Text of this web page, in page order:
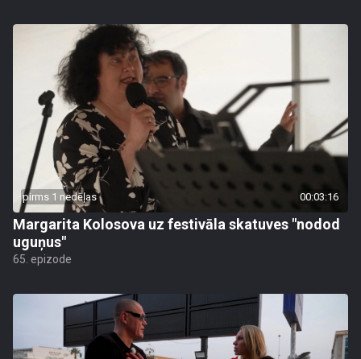
pirms 1 nedēļas 00:03:16
Margarita Kolosova uz festivāla skatuves "nodod
uguņus"
65. epizode